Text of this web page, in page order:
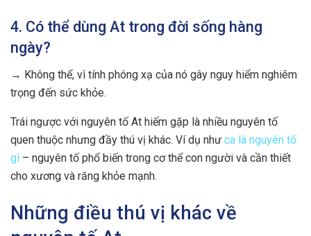
4. Có thể dùng At trong đời sống hàng
ngày?
→ Không thể, vì tính phóng xạ của nó gây nguy hiểm nghiêm
trọng đến sức khỏe.
Trái ngược với nguyên tố At hiếm gặp là nhiều nguyên tố
quen thuộc nhưng đầy thú vị khác. Ví dụ như ca là nguyên tố
gì – nguyên tố phổ biến trong cơ thể con người và cần thiết
cho xương và răng khỏe mạnh.
Những điều thú vị khác về